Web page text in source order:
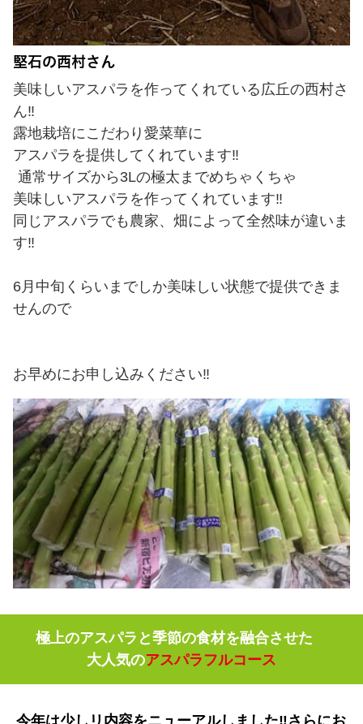
堅石の西村さん
美味しいアスパラを作ってくれている広丘の西村さ
ん‼
露地栽培にこだわり愛菜華に
アスパラを提供してくれています‼
通常サイズから3Lの極太までめちゃくちゃ
美味しいアスパラを作ってくれています‼
同じアスパラでも農家、畑によって全然味が違いま
す‼
6月中旬くらいまでしか美味しい状態で提供できま
せんので
お早めにお申し込みください‼
極上のアスパラと季節の食材を融合させた
大人気のアスパラフルコース